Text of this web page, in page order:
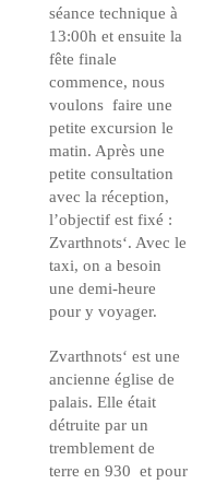
séance technique à
13:00h et ensuite la
fête finale
commence, nous
voulons faire une
petite excursion le
matin. Après une
petite consultation
avec la réception,
l’objectif est fixé :
Zvarthnots‘. Avec le
taxi, on a besoin
une demi-heure
pour y voyager.
Zvarthnots‘ est une
ancienne église de
palais. Elle était
détruite par un
tremblement de
terre en 930 et pour